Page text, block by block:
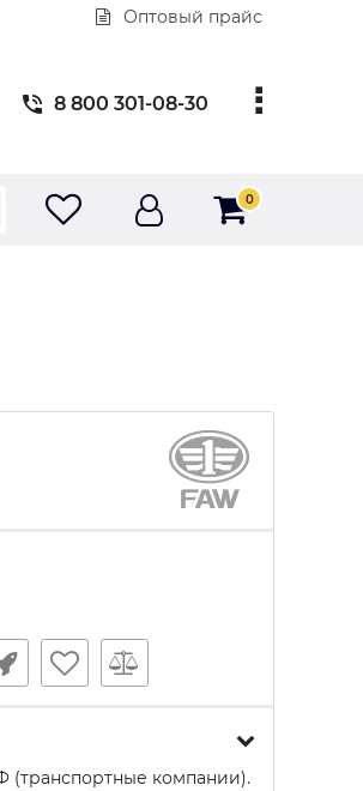
Оптовый прайс
8 800 301-08-30
0
(транспортные компании).